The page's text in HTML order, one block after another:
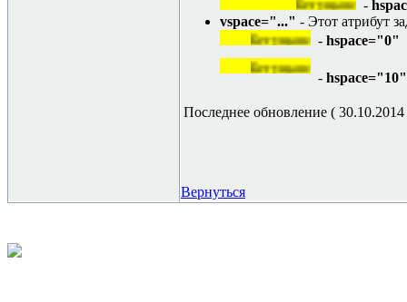
-
vspace="..." - Этот атрибут
Бегущая строка
- hspace="0"
Бегущая строка
- hspace="10"
Последнее обновление ( 30.10.2014
Вернуться